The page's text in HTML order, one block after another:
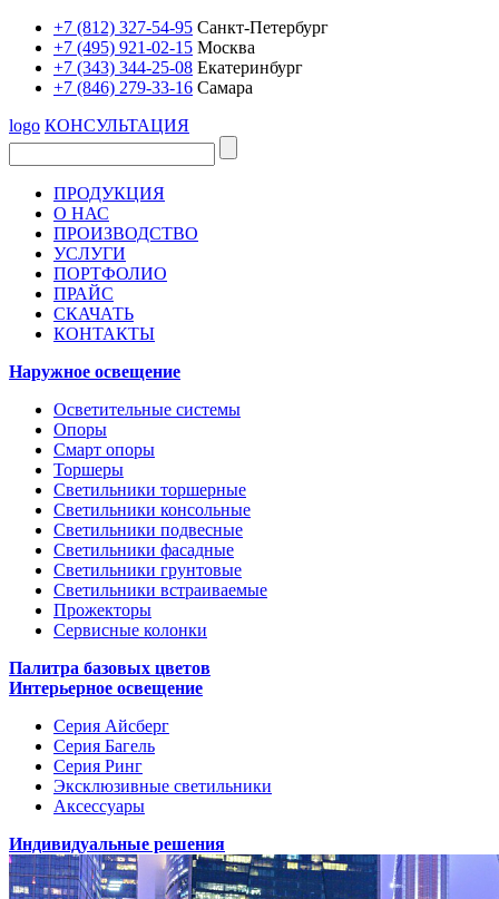
+7 (812) 327-54-95 Санкт-Петербург
+7 (495) 921-02-15 Москва
+7 (343) 344-25-08 Екатеринбург
+7 (846) 279-33-16 Самара
logo КОНСУЛЬТАЦИЯ
ПРОДУКЦИЯ
О НАС
ПРОИЗВОДСТВО
УСЛУГИ
ПОРТФОЛИО
ПРАЙС
СКАЧАТЬ
КОНТАКТЫ
Наружное освещение
Осветительные системы
Опоры
Смарт опоры
Торшеры
Светильники торшерные
Светильники консольные
Светильники подвесные
Светильники фасадные
Светильники грунтовые
Светильники встраиваемые
Прожекторы
Сервисные колонки
Палитра базовых цветов
Интерьерное освещение
Серия Айсберг
Серия Багель
Серия Ринг
Эксклюзивные светильники
Аксессуары
Индивидуальные решения